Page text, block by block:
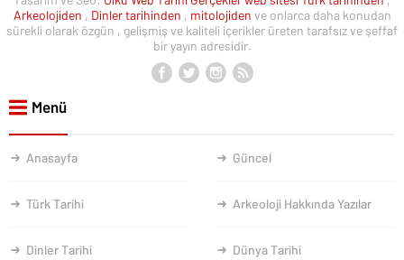
Arkeolojiden , Dinler tarihinden , mitolojiden ve onlarca daha konudan
sürekli olarak özgün , gelişmiş ve kaliteli içerikler üreten tarafsız ve şeffaf
bir yayın adresidir.
Menü
Anasayfa Güncel
Türk Tarihi Arkeoloji Hakkında Yazılar
Dinler Tarihi Dünya Tarihi